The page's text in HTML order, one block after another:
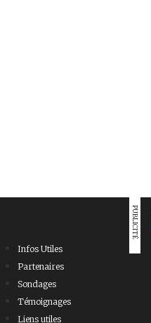
PUBLICITÉ
Infos Utiles
Partenaires
Sondages
Témoignages
Liens utiles